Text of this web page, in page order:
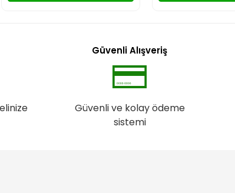
Güvenli Alışveriş
Güvenli ve kolay ödeme
sistemi